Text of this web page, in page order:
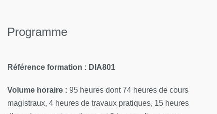
Programme
Référence formation : DIA801
Volume horaire : 95 heures dont 74 heures de cours
magistraux, 4 heures de travaux pratiques, 15 heures